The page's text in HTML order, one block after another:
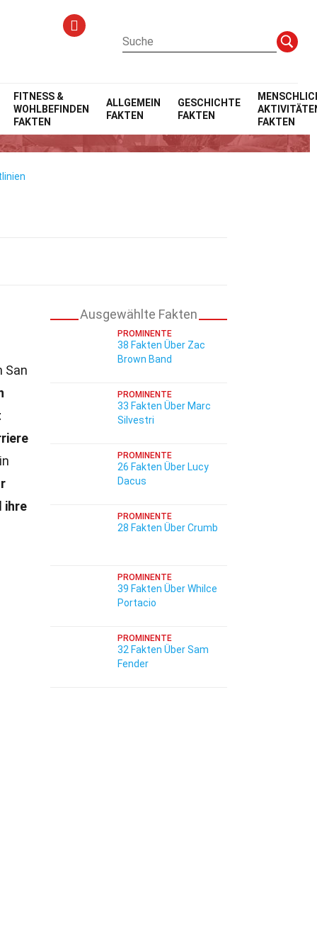
FITNESS &
WOHLBEFINDEN
FAKTEN
ALLGEMEIN
FAKTEN
GESCHICHTE
FAKTEN
FAKTEN
San
in
ihre
Ausgewählte Fakten
PROMINENTE
38 Fakten Über Zac
Brown Band
PROMINENTE
33 Fakten Über Marc
Silvestri
PROMINENTE
26 Fakten Über Lucy
Dacus
PROMINENTE
28 Fakten Über Crumb
PROMINENTE
39 Fakten Über Whilce
Portacio
PROMINENTE
32 Fakten Über Sam
Fender